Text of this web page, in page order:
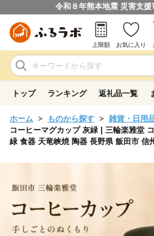
令和８年熊本地震 災害支援
上限額 お気に入り
トップ ランキング 返礼品一覧
ホーム ものから探す 雑貨・日用
コーヒーマグカップ 灰緑 | 三輪楽雅堂
緑 食器 天竜峡焼 陶器 長野県 飯田市 信